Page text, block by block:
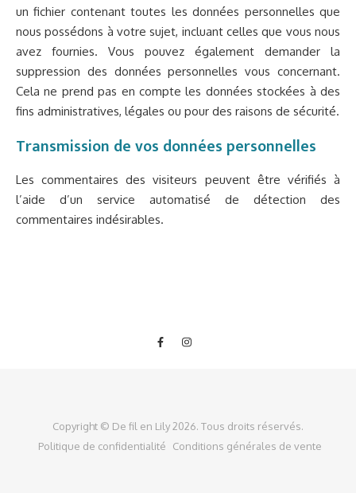
un fichier contenant toutes les données personnelles que
nous possédons à votre sujet, incluant celles que vous nous
avez fournies. Vous pouvez également demander la
suppression des données personnelles vous concernant.
Cela ne prend pas en compte les données stockées à des
fins administratives, légales ou pour des raisons de sécurité.
Transmission de vos données personnelles
Les commentaires des visiteurs peuvent être vérifiés à
l’aide d’un service automatisé de détection des
commentaires indésirables.
Copyright © De fil en Lily 2026. Tous droits réservés.
Politique de confidentialité
Conditions générales de vente